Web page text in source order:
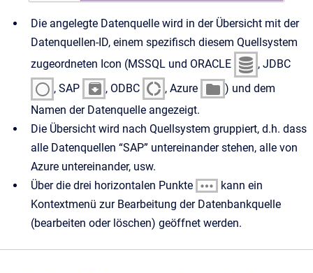
Die angelegte Datenquelle wird in der Übersicht mit der
Datenquellen-ID, einem spezifisch diesem Quellsystem
zugeordneten Icon (MSSQL und ORACLE
, JDBC
, SAP
, ODBC , Azure
) und dem
Namen der Datenquelle angezeigt.
Die Übersicht wird nach Quellsystem gruppiert, d.h. dass
alle Datenquellen “SAP” untereinander stehen, alle von
Azure untereinander, usw.
Über die drei horizontalen Punkte
kann ein
Kontextmenü zur Bearbeitung der Datenbankquelle
(bearbeiten oder löschen) geöffnet werden.